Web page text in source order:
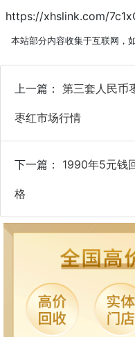
https://xhslink.com/
本站部分内容收集于互联网，
上一篇： 第三套人民币
枣红市场行情
下一篇： 1990年5元钱
格